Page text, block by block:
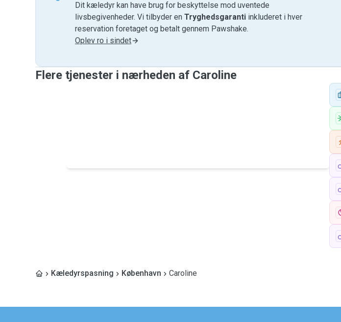
Dit kæledyr kan have brug for beskyttelse mod uventede
livsbegivenheder. Vi tilbyder en Tryghedsgaranti inkluderet i hver
reservation foretaget og betalt gennem Pawshake.
Oplev ro i sindet
Flere tjenester i nærheden af ​​Caroline
Kæledyrspasning København Caroline